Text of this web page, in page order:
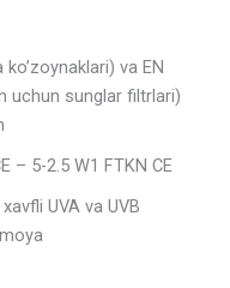
va EN
uchun sunglar filtrlari)
– 5-2.5 W1 FTKN CE
UVA va UVB